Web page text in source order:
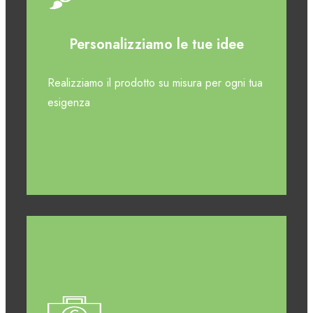
Personalizziamo le tue idee
Realizziamo il prodotto su misura per ogni tua
esigenza